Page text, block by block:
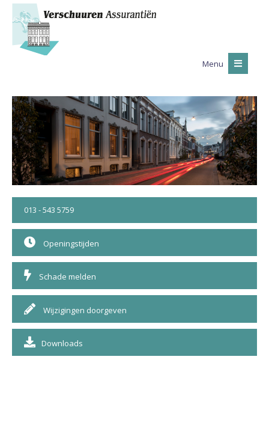
Menu
013 - 543 5759
Openingstijden
Schade melden
Wijzigingen doorgeven
Downloads